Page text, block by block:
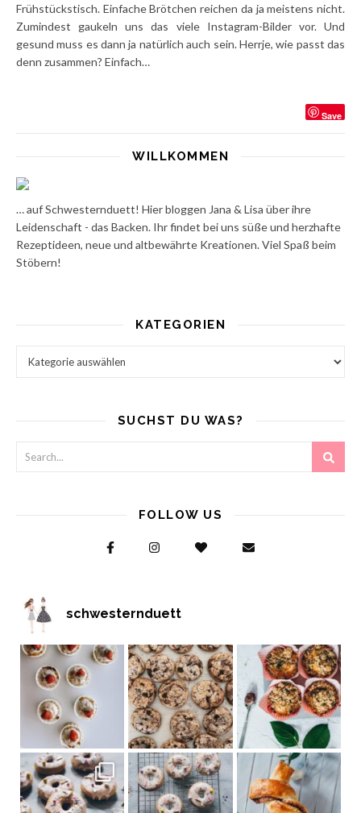
Frühstückstisch. Einfache Brötchen reichen da ja meistens nicht.
Zumindest gaukeln uns das viele Instagram-Bilder vor. Und
gesund muss es dann ja natürlich auch sein. Herrje, wie passt das
denn zusammen? Einfach…
Save
WILLKOMMEN
… auf Schwesternduett! Hier bloggen Jana & Lisa über ihre
Leidenschaft - das Backen. Ihr findet bei uns süße und herzhafte
Rezeptideen, neue und altbewährte Kreationen. Viel Spaß beim
Stöbern!
KATEGORIEN
SUCHST DU WAS?
FOLLOW US
schwesternduett